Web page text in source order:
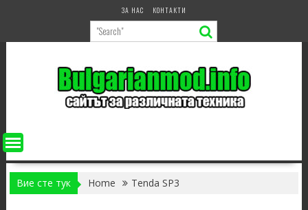
ЗА НАС КОНТАКТИ
Вие сте тук Home Tenda SP3